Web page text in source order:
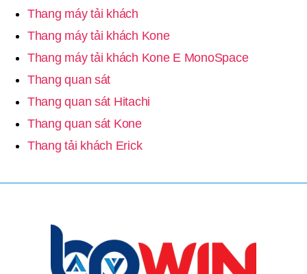
Thang máy tải khách
Thang máy tải khách Kone
Thang máy tải khách Kone E MonoSpace
Thang quan sát
Thang quan sát Hitachi
Thang quan sát Kone
Thang tải khách Erick